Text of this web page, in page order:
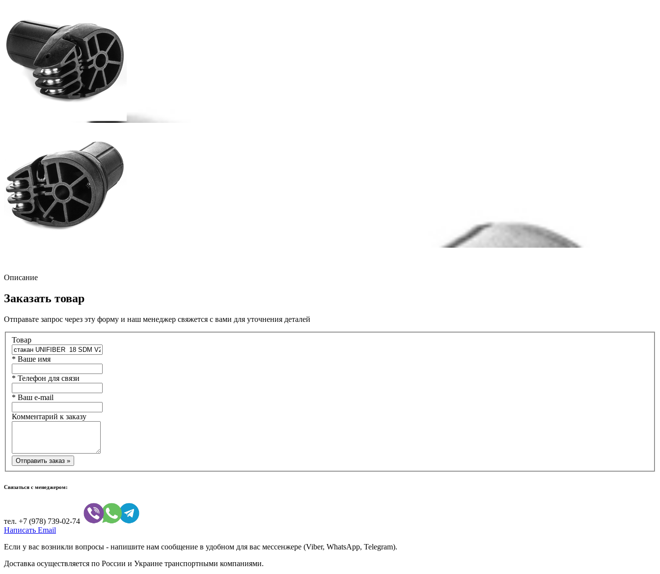
Описание
Заказать товар
Отправьте запрос через эту форму и наш менеджер свяжется с вами для уточнения деталей
Товар
* Ваше имя
* Телефон для связи
* Ваш e-mail
Комментарий к заказу
Связаться с менеджером:
тел. +7 (978) 739-02-74
Написать Email
Если у вас возникли вопросы - напишите нам сообщение в удобном для вас мессенжере (Viber, WhatsApp, Telegram).
Доставка осуществляется по России и Украине транспортными компаниями.